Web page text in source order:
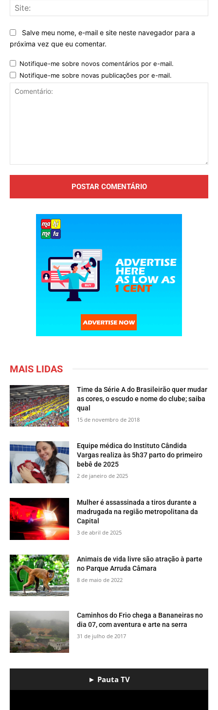
Salve meu nome, e-mail e site neste navegador para a
próxima vez que eu comentar.
Notifique-me sobre novos comentários por e-mail.
Notifique-me sobre novas publicações por e-mail.
MAIS LIDAS
Time da Série A do Brasileirão quer mudar
as cores, o escudo e nome do clube; saiba
qual
15 de novembro de 2018
Equipe médica do Instituto Cândida
Vargas realiza às 5h37 parto do primeiro
bebê de 2025
2 de janeiro de 2025
Mulher é assassinada a tiros durante a
madrugada na região metropolitana da
Capital
3 de abril de 2025
​Animais de vida livre são atração à parte
no Parque Arruda Câmara
8 de maio de 2022
​Caminhos do Frio chega a Bananeiras no
dia 07, com aventura e arte na serra
31 de julho de 2017
► Pauta TV